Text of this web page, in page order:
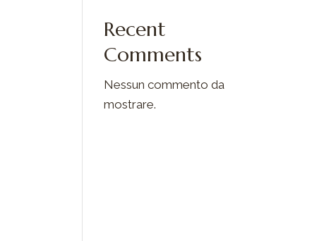
Recent
Comments
Nessun commento da
mostrare.